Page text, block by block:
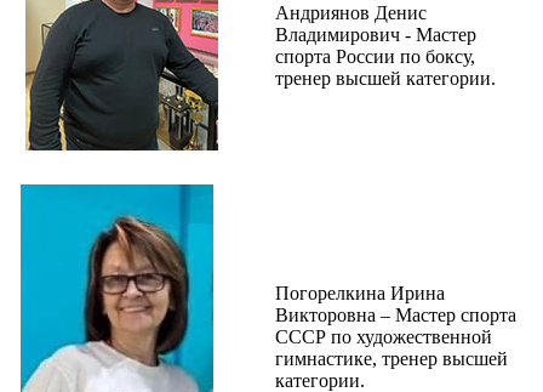
Андриянов Денис
Владимирович - Мастер
спорта России по боксу,
тренер высшей категории.
Погорелкина Ирина
Викторовна – Мастер спорта
СССР по художественной
гимнастике, тренер высшей
категории.